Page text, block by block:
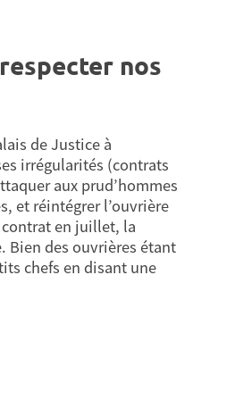
nos
de Justice à
irrégularités (contrats
aux prud’hommes
et réintégrer l’ouvrière
en juillet, la
Bien des ouvrières étant
chefs en disant une